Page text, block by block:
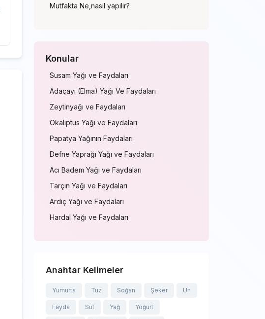
Mutfakta Ne,nasil yapilir?
Konular
Susam Yağı ve Faydaları
Adaçayı (Elma) Yağı Ve Faydaları
Zeytinyağı ve Faydaları
Okaliptus Yağı ve Faydaları
Papatya Yağının Faydaları
Defne Yaprağı Yağı ve Faydaları
Acı Badem Yağı ve Faydaları
Tarçın Yağı ve Faydaları
Ardıç Yağı ve Faydaları
Hardal Yağı ve Faydaları
Anahtar Kelimeler
Yumurta Tuz Soğan Şeker Un
Fayda Süt Yağ Yoğurt